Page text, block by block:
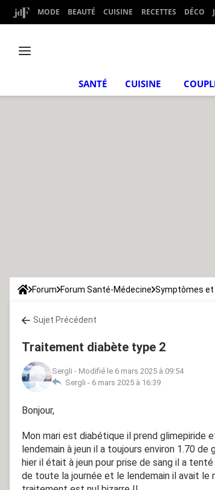
MODE BEAUTÉ CUISINE RECETTES DÉCO
SANTÉ CUISINE
Forum Forum Santé-Médecine Symptômes
Sujet Précédent
Traitement diabète type 2
Sergli - Modifié le 6 mars 2025 à 09:54
Sergli - 6 mars 2025 à 16:39
Bonjour,
Mon mari est diabétique il prend glimepiride
lendemain à jeun il a toujours environ 1.70 de
hier il était à jeun pour prise de sang il a
de toute la journée et le lendemain il avait le